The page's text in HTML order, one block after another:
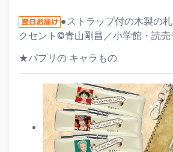
●ストラップ付の木製の
クセント©青山剛昌／小学館・読
★パプリの キャラもの